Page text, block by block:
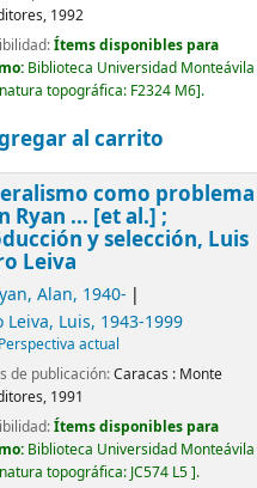
1992
Ítems disponibles para
Biblioteca Universidad Monteávila
topográfica: F2324 M6 .
al carrito
como problema
Ryan ... [et al.] ;
y selección, Luis
Leiva
Alan, 1940-
Leiva, Luis, 1943-1999
Perspectiva actual
de publicación:Caracas : Monte
1991
Ítems disponibles para
Biblioteca Universidad Monteávila
topográfica: JC574 L5 .